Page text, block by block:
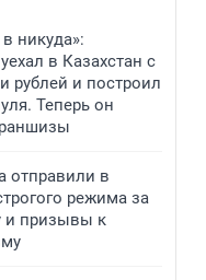
никуда»:
в Казахстан с
рублей и построил
Теперь он
отправили в
режима за
и призывы к